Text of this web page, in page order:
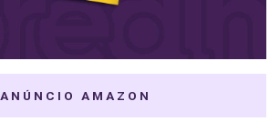
ANÚNCIO AMAZON